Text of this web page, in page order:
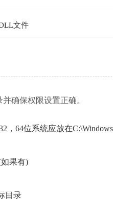
文件
确保权限设置正确。
，64位系统应放在
果有)
目录